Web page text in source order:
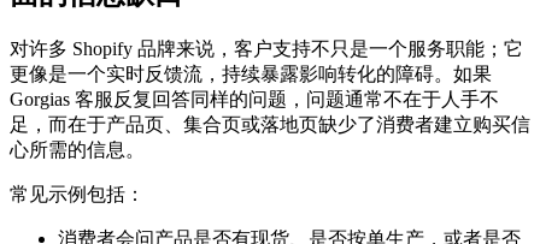
对许多 Shopify 品牌来说，客户支持不只是一个服务职能；它
更像是一个实时反馈流，持续暴露影响转化的障碍。如果
Gorgias 客服反复回答同样的问题，问题通常不在于人手不
足，而在于产品页、集合页或落地页缺少了消费者建立购买信
心所需的信息。
常见示例包括：
消费者会问产品是否有现货、是否按单生产，或者是否